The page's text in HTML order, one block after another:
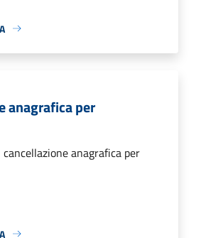
anagrafica per
anagrafica per